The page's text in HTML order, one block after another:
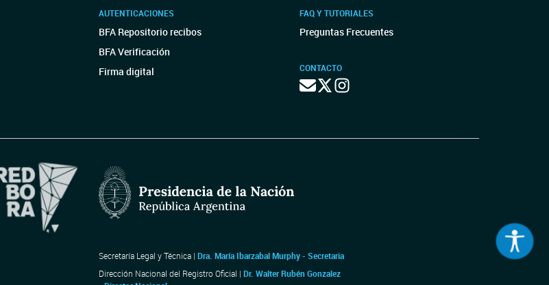
AUTENTICACIONES
BFA Repositorio recibos
BFA Verificación
Firma digital
FAQ Y TUTORIALES
Preguntas Frecuentes
CONTACTO
Secretaría Legal y Técnica | Dra. María Ibarzabal Murphy - Secretaria
Dirección Nacional del Registro Oficial | Dr. Walter Rubén Gonzalez